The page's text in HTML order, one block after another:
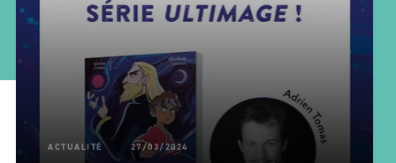
ACTUALITÉ 27/03/2024